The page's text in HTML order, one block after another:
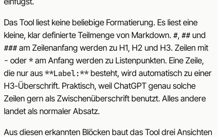
Das Tool liest keine beliebige Formatierung. Es liest eine
kleine, klar definierte Teilmenge von Markdown. #, ## und
### am Zeilenanfang werden zu H1, H2 und H3. Zeilen mit
- oder * am Anfang werden zu Listenpunkten. Eine Zeile,
die nur aus **Label:** besteht, wird automatisch zu einer
H3-Überschrift. Praktisch, weil ChatGPT genau solche
Zeilen gern als Zwischenüberschrift benutzt. Alles andere
landet als normaler Absatz.
Aus diesen erkannten Blöcken baut das Tool drei Ansichten